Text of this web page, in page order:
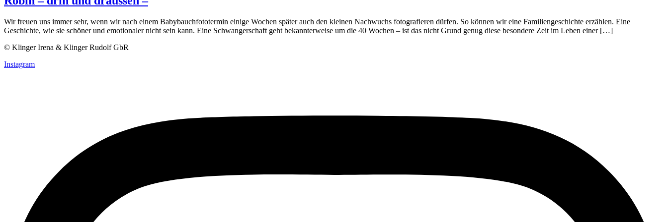
Wir freuen uns immer sehr, wenn wir nach einem Babybauchfototermin einige Wochen später auch den kleinen Nachwuchs fotografieren dürfen. So können wir eine Familiengeschichte erzählen. Eine
Geschichte, wie sie schöner und emotionaler nicht sein kann. Eine Schwangerschaft geht bekannterweise um die 40 Wochen – ist das nicht Grund genug diese besondere Zeit im Leben einer […]
© Klinger Irena & Klinger Rudolf GbR
Instagram